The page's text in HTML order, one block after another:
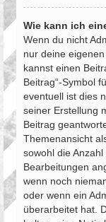
Wie kann ich
Wenn du nicht
nur deine
kannst einen
Beitrag“-Symbol
eventuell ist dies
seiner Erstellung
Beitrag
Themenansicht
sowohl die
Bearbeitungen
wenn noch
oder wenn ein
überarbeitet hat.